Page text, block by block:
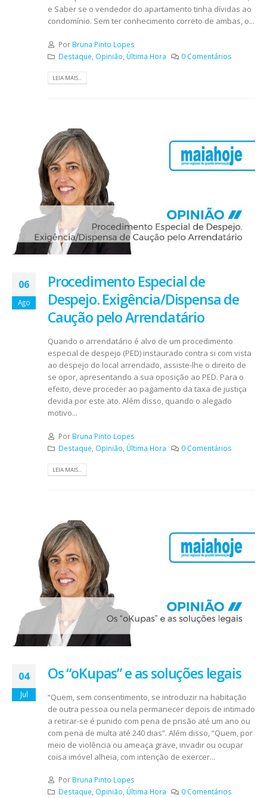
e Saber se o vendedor do apartamento tinha dívidas ao
condomínio. Sem ter conhecimento correto de ambas, o...
Por Bruna Pinto Lopes
Destaque Opinião Última Hora 0 Comentários
LEIA MAIS...
06
Ago
Procedimento Especial de
Despejo. Exigência/Dispensa de
Caução pelo Arrendatário
Quando o arrendatário é alvo de um procedimento
especial de despejo (PED) instaurado contra si com vista
ao despejo do local arrendado, assiste-lhe o direito de
se opor, apresentando a sua oposição ao PED. Para o
efeito, deve proceder ao pagamento da taxa de justiça
devida por este ato. Além disso, quando o alegado
motivo...
Por Bruna Pinto Lopes
Destaque Opinião Última Hora 0 Comentários
LEIA MAIS...
04
Jul
Os “oKupas” e as soluções legais
“Quem, sem consentimento, se introduzir na habitação
de outra pessoa ou nela permanecer depois de intimado
a retirar-se é punido com pena de prisão até um ano ou
com pena de multa até 240 dias”. Além disso, “Quem, por
meio de violência ou ameaça grave, invadir ou ocupar
coisa imóvel alheia, com intenção de exercer...
Por Bruna Pinto Lopes
Destaque, Opinião, Última Hora 0 Comentários